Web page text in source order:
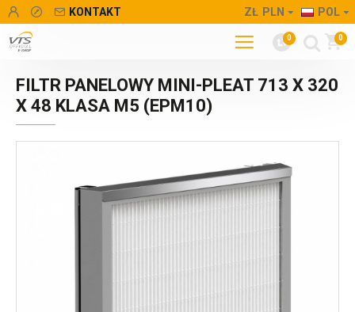
KONTAKT ZŁ PLN POL
0 0
FILTR PANELOWY MINI-PLEAT 713 X 320
X 48 KLASA M5 (EPM10)